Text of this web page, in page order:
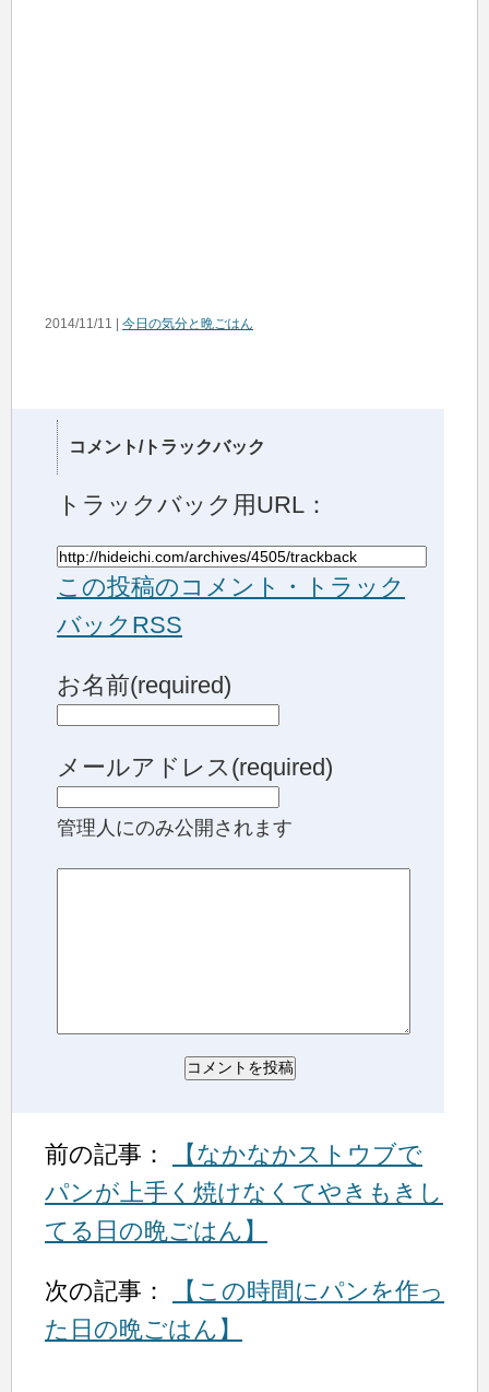
2014/11/11 | 今日の気分と晩ごはん
コメント/トラックバック
トラックバック用URL：
この投稿のコメント・トラック
バックRSS
お名前(required)
メールアドレス(required)
管理人にのみ公開されます
前の記事：
【なかなかストウブで
パンが上手く焼けなくてやきもきし
てる日の晩ごはん】
次の記事：
【この時間にパンを作っ
た日の晩ごはん】